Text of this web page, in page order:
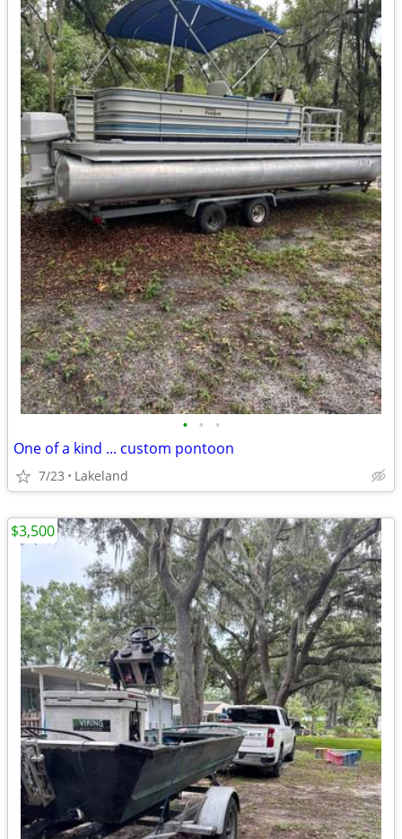
• • •
One of a kind ... custom pontoon
7/23 Lakeland
$3,500